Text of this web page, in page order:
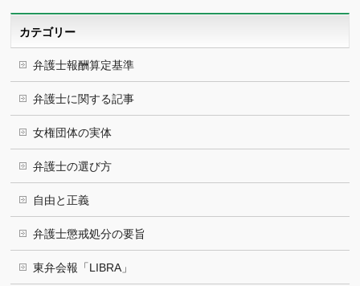
カテゴリー
弁護士報酬算定基準
弁護士に関する記事
女権団体の実体
弁護士の選び方
自由と正義
弁護士懲戒処分の要旨
東弁会報「LIBRA」